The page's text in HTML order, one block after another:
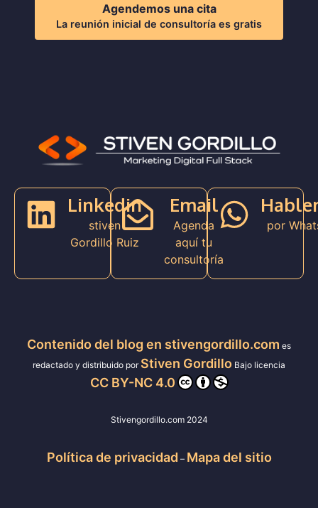
Agendemos una cita
La reunión inicial de consultoría es gratis
Linkedin
stiven
Gordillo Ruiz
Email
Agenda
aquí tu
consultoría
por
Contenido del blog en stivengordillo.com es
redactado y distribuido por Stiven Gordillo Bajo licencia
CC BY-NC 4.0
Stivengordillo.com 2024
Política de privacidad – Mapa del sitio